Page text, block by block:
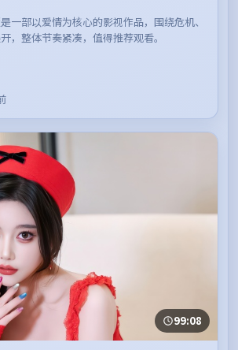
一部以爱情为核心的影视作品，围绕危机、
，整体节奏紧凑，值得推荐观看。
99:08